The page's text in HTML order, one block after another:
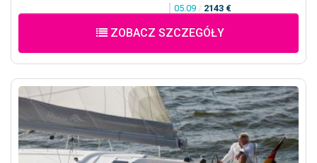
05.09 / 2143 €
ZOBACZ SZCZEGÓŁY